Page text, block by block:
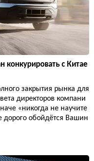
с Китае
закрытия рынка для
директоров компани
«никогда не научите
дорого обойдётся Вашин